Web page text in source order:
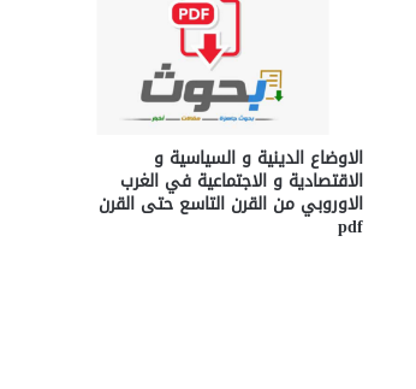
الاوضاع الدينية و السياسية و
الاقتصادية و الاجتماعية في الغرب
الاوروبي من القرن التاسع حتى القرن
pdf